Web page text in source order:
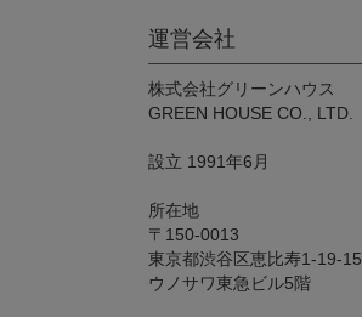
運営会社
株式会社グリーンハウス
GREEN HOUSE CO., LTD.
設立 1991年6月
所在地
〒150-0013
東京都渋谷区恵比寿1-19-15
ウノサワ東急ビル5階